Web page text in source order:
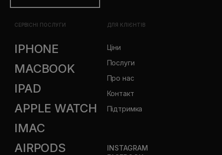
СЕРВІСНІ ПОСЛУГИ
IPHONE
MACBOOK
IPAD
APPLE WATCH
IMAC
AIRPODS
ДЛЯ КЛІЄНТІВ
Ціни
Послуги
Про нас
Контакт
Підтримка
INSTAGRAM